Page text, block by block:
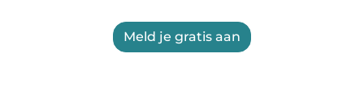
Meld je gratis aan